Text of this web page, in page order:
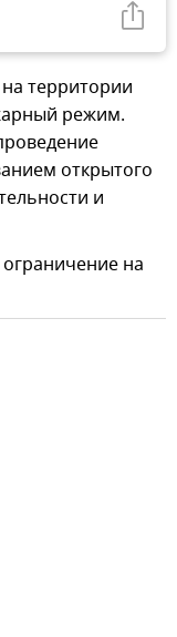
территории
режим.
открытого
и
ограничение на